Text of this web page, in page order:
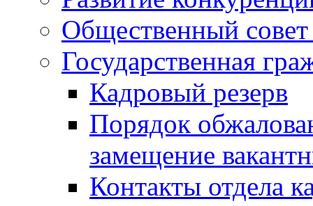
Общественный совет
Государственная
Кадровый резерв
Порядок
замещение
Контакты отдела